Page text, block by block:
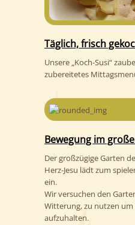
Täglich, frisch
Unsere „Koch-Susi“
zubereitetes
Bewegung im
Der großzügige Garten
Herz-Jesu lädt zum
ein.
Wir versuchen den
Witterung, zu nutzen
aufzuhalten.